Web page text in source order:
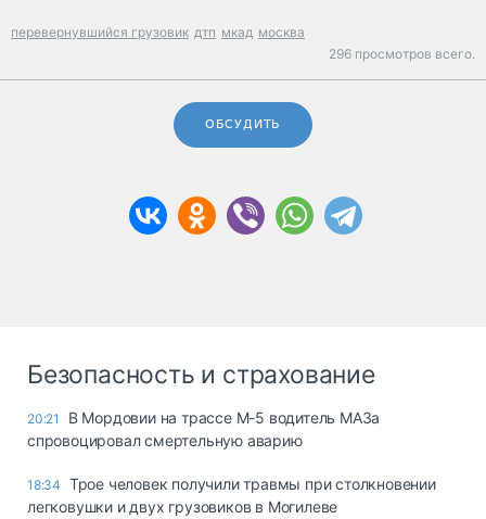
перевернувшийся грузовик дтп мкад москва
296 просмотров всего.
ОБСУДИТЬ
Безопасность и страхование
20:21
В Мордовии на трассе М-5 водитель МАЗа
спровоцировал смертельную аварию
18:34 Трое человек получили травмы при столкновении
легковушки и двух грузовиков в Могилеве